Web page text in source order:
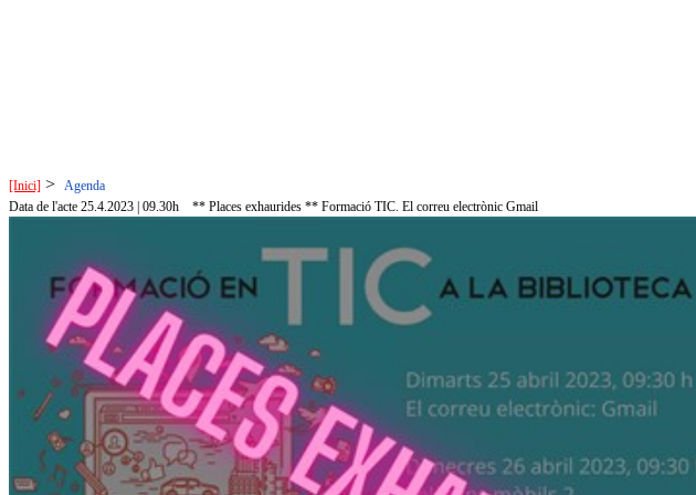
[Inici] > Agenda
Data de l'acte 25.4.2023 | 09.30h
** Places exhaurides ** Formació TIC. El correu electrònic Gmail